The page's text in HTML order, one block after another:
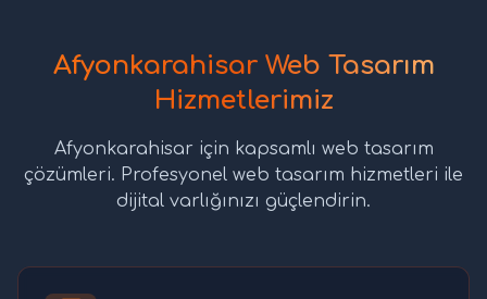
Afyonkarahisar Web Tasarım
Hizmetlerimiz
Afyonkarahisar için kapsamlı web tasarım
çözümleri. Profesyonel web tasarım hizmetleri ile
dijital varlığınızı güçlendirin.